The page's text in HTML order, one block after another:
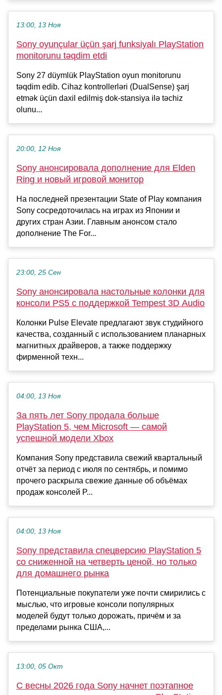
13:00, 13 Ноя
Sony oyunçular üçün şarj funksiyalı PlayStation
monitorunu təqdim etdi
Sony 27 düymlük PlayStation oyun monitorunu
təqdim edib. Cihaz kontrollerləri (DualSense) şarj
etmək üçün daxil edilmiş dok-stansiya ilə təchiz
olunu...
20:00, 12 Ноя
Sony анонсировала дополнение для Elden
Ring и новый игровой монитор
На последней презентации State of Play компания
Sony сосредоточилась на играх из Японии и
других стран Азии. Главным анонсом стало
дополнение The For...
23:00, 25 Сен
Sony анонсировала настольные колонки для
консоли PS5 с поддержкой Tempest 3D Audio
Колонки Pulse Elevate предлагают звук студийного
качества, созданный с использованием планарных
магнитных драйверов, а также поддержку
фирменной техн...
04:00, 13 Ноя
За пять лет Sony продала больше
PlayStation 5, чем Microsoft — самой
успешной модели Xbox
Компания Sony представила свежий квартальный
отчёт за период с июля по сентябрь, и помимо
прочего раскрыла свежие данные об объёмах
продаж консолей P...
04:00, 13 Ноя
Sony представила спецверсию PlayStation 5
со сниженной на четверть ценой, но только
для домашнего рынка
Потенциальные покупатели уже почти смирились с
мыслью, что игровые консоли популярных
моделей будут только дорожать, причём и за
пределами рынка США,...
13:00, 05 Окт
С весны 2026 года Sony начнет поэтапное